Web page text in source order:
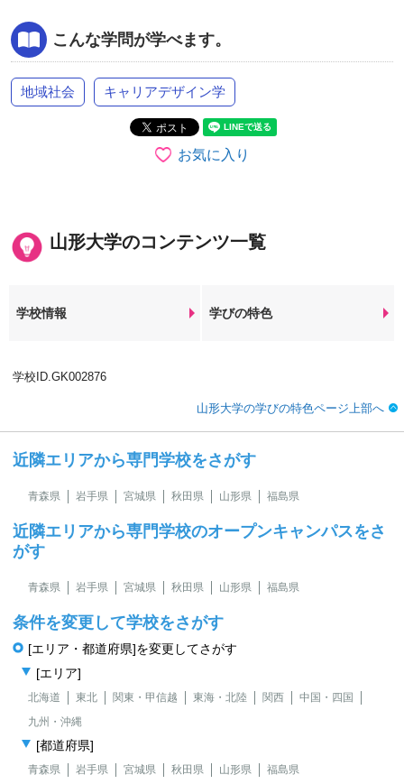
こんな学問が学べます。
地域社会 キャリアデザイン学
お気に入り
山形大学のコンテンツ一覧
学校情報 学びの特色
学校ID.GK002876
山形大学の学びの特色ページ上部へ
近隣エリアから専門学校をさがす
青森県 岩手県 宮城県 秋田県 山形県 福島県
近隣エリアから専門学校のオープンキャンパスをさ
がす
青森県 岩手県 宮城県 秋田県 山形県 福島県
条件を変更して学校をさがす
[エリア・都道府県]を変更してさがす
[エリア]
北海道 東北 関東・甲信越 東海・北陸 関西
中国・四国
九州・沖縄
[都道府県]
青森県 岩手県 宮城県 秋田県 山形県 福島県